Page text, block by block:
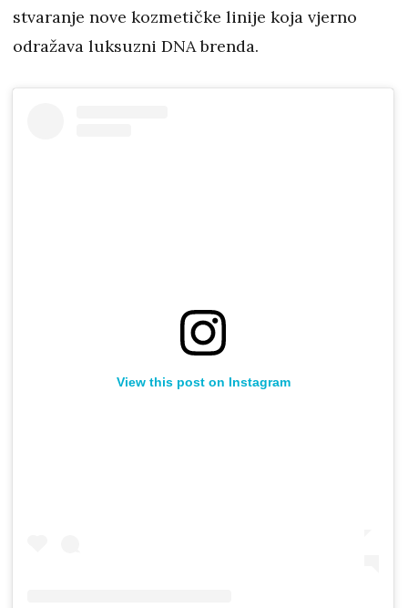
stvaranje nove kozmetičke linije koja vjerno
odražava luksuzni DNA brenda.
View this post on Instagram